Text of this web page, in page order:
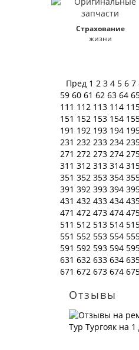
Страхование
жизни
Пред 1 2 3 4 5 6 7
59 60 61 62 63 64
111 112 113 114
151 152 153 154
191 192 193 194
231 232 233 234
271 272 273 274
311 312 313 314
351 352 353 354
391 392 393 394
431 432 433 434
471 472 473 474
511 512 513 514
551 552 553 554
591 592 593 594
631 632 633 634
671 672 673 674
Отзывы